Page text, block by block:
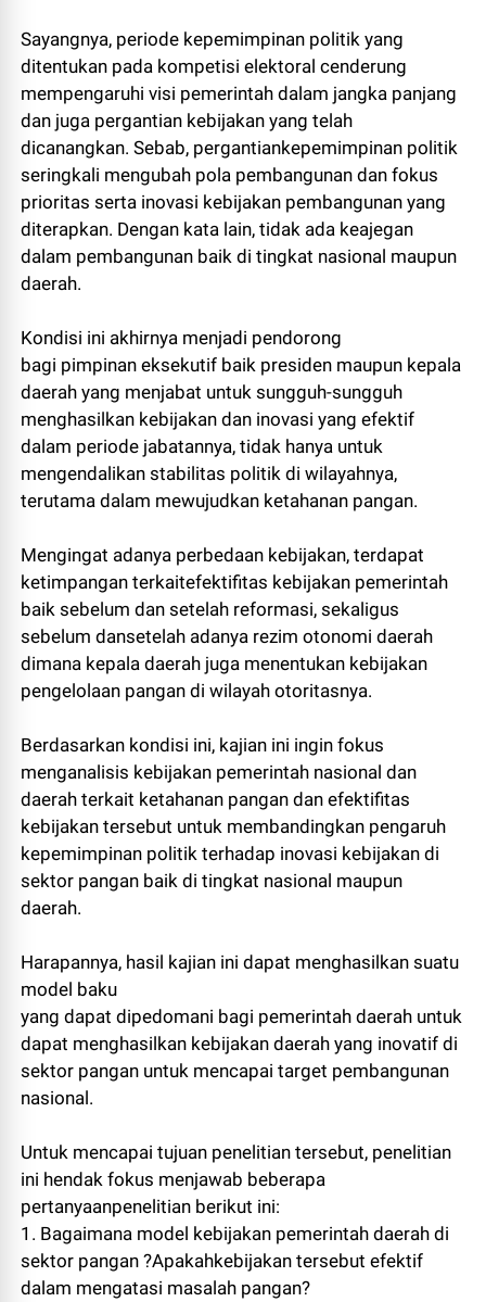
Sayangnya, periode kepemimpinan politik yang
ditentukan pada kompetisi elektoral cenderung
mempengaruhi visi pemerintah dalam jangka panjang
dan juga pergantian kebijakan yang telah
dicanangkan. Sebab, pergantiankepemimpinan politik
seringkali mengubah pola pembangunan dan fokus
prioritas serta inovasi kebijakan pembangunan yang
diterapkan. Dengan kata lain, tidak ada keajegan
dalam pembangunan baik di tingkat nasional maupun
daerah.
Kondisi ini akhirnya menjadi pendorong
bagi pimpinan eksekutif baik presiden maupun kepala
daerah yang menjabat untuk sungguh-sungguh
menghasilkan kebijakan dan inovasi yang efektif
dalam periode jabatannya, tidak hanya untuk
mengendalikan stabilitas politik di wilayahnya,
terutama dalam mewujudkan ketahanan pangan.
Mengingat adanya perbedaan kebijakan, terdapat
ketimpangan terkaitefektifitas kebijakan pemerintah
baik sebelum dan setelah reformasi, sekaligus
sebelum dansetelah adanya rezim otonomi daerah
dimana kepala daerah juga menentukan kebijakan
pengelolaan pangan di wilayah otoritasnya.
Berdasarkan kondisi ini, kajian ini ingin fokus
menganalisis kebijakan pemerintah nasional dan
daerah terkait ketahanan pangan dan efektifitas
kebijakan tersebut untuk membandingkan pengaruh
kepemimpinan politik terhadap inovasi kebijakan di
sektor pangan baik di tingkat nasional maupun
daerah.
Harapannya, hasil kajian ini dapat menghasilkan suatu
model baku
yang dapat dipedomani bagi pemerintah daerah untuk
dapat menghasilkan kebijakan daerah yang inovatif di
sektor pangan untuk mencapai target pembangunan
nasional.
Untuk mencapai tujuan penelitian tersebut, penelitian
ini hendak fokus menjawab beberapa
pertanyaanpenelitian berikut ini:
1. Bagaimana model kebijakan pemerintah daerah di
sektor pangan ?Apakahkebijakan tersebut efektif
dalam mengatasi masalah pangan?